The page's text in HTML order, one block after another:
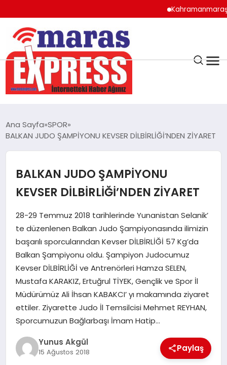
Kahramanmaraş’ın
K.MARAŞ
ANDIRIN
ÇAĞLAYANCERİT
BİZE ULAŞIN
GÖKSUN
TÜRKOĞLU
PAZARCIK
KÜNYE
Ana Sayfa SPOR
BALKAN JUDO ŞAMPİYONU KEVSER DİLBİRLİĞİ’NDEN ZİYARET
BALKAN JUDO ŞAMPİYONU
KEVSER DİLBİRLİĞİ’NDEN ZİYARET
28-29 Temmuz 2018 tarihlerinde Yunanistan Selanik’
te düzenlenen Balkan Judo Şampiyonasında ilimizin
başarılı sporcularından Kevser DİLBİRLİĞİ 57 Kg’da
Balkan Şampiyonu oldu. Şampiyon Judocumuz
Kevser DİLBİRLİĞİ ve Antrenörleri Hamza SELEN,
Mustafa KARAKIZ, Ertuğrul TİYEK, Gençlik ve Spor İl
Müdürümüz Ali İhsan KABAKCI’ yı makamında ziyaret
ettiler. Ziyarette Judo İl Temsilcisi Mehmet REYHAN,
Sporcumuzun Bağlarbaşı İmam Hatip…
Yunus Akgül
15 Ağustos 2018 Paylaş